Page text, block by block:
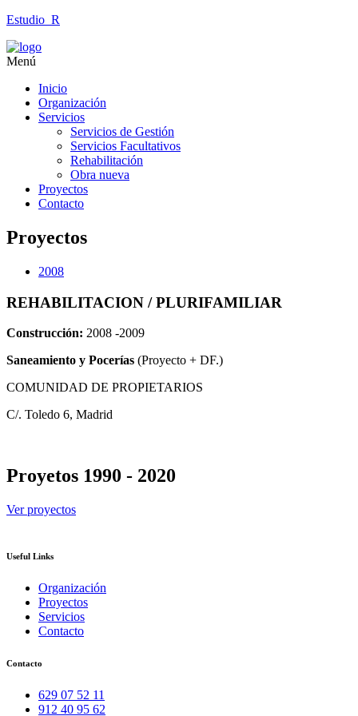
Estudio_R
Menú
Inicio
Organización
Servicios
Servicios de Gestión
Servicios Facultativos
Rehabilitación
Obra nueva
Proyectos
Contacto
Proyectos
2008
REHABILITACION / PLURIFAMILIAR
Construcción: 2008 -2009
Saneamiento y Pocerías (Proyecto + DF.)
COMUNIDAD DE PROPIETARIOS
C/. Toledo 6, Madrid
Proyetos 1990 - 2020
Ver proyectos
Useful Links
Organización
Proyectos
Servicios
Contacto
Contacto
629 07 52 11
912 40 95 62